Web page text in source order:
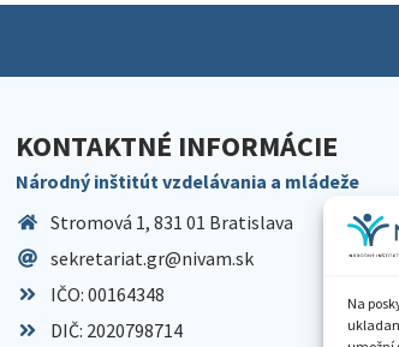
Na
KONTAKTNÉ INFORMÁCIE
Národný inštitút vzdelávania a mládeže
Stromová 1, 831 01 Bratislava
sekretariat.gr@nivam.sk
IČO: 00164348
DIČ: 2020798714